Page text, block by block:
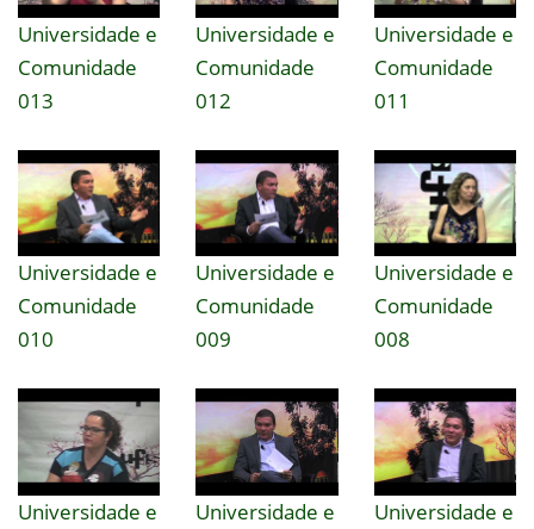
Universidade e
Comunidade
013
Universidade e
Comunidade
012
Universidade e
Comunidade
011
Universidade e
Comunidade
010
Universidade e
Comunidade
009
Universidade e
Comunidade
008
Universidade e
Universidade e
Universidade e